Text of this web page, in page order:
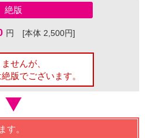
絶版
円 [本体 2,500円]
せんが、
版でございます。
す。